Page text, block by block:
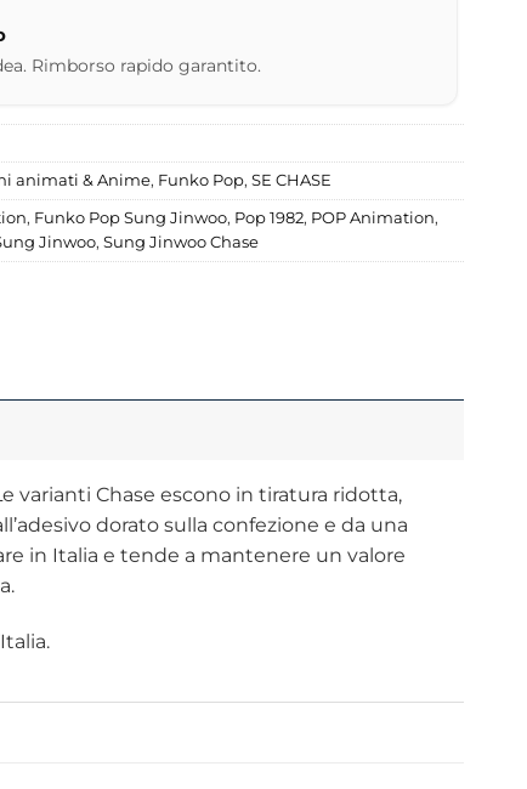
Rimborso rapido garantito.
animati & Anime, Funko Pop, SE CHASE
, Funko Pop Sung Jinwoo, Pop 1982, POP Animation,
Jinwoo, Sung Jinwoo Chase
varianti Chase escono in tiratura ridotta,
dorato sulla confezione e da una
in Italia e tende a mantenere un valore